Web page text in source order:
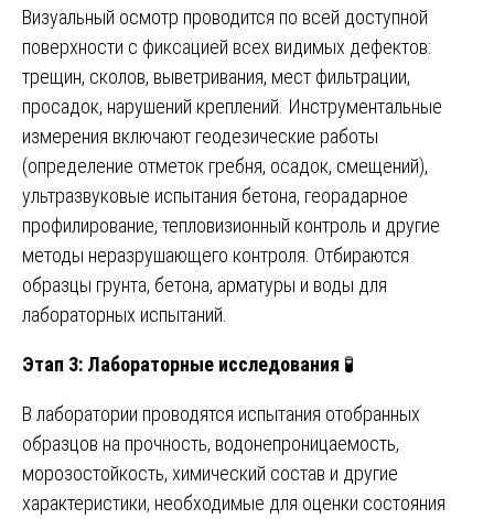
Визуальный осмотр проводится по всей доступной
поверхности с фиксацией всех видимых дефектов:
трещин, сколов, выветривания, мест фильтрации,
просадок, нарушений креплений. Инструментальные
измерения включают геодезические работы
(определение отметок гребня, осадок, смещений),
ультразвуковые испытания бетона, георадарное
профилирование, тепловизионный контроль и другие
методы неразрушающего контроля. Отбираются
образцы грунта, бетона, арматуры и воды для
лабораторных испытаний.
Этап 3: Лабораторные исследования 🧪
В лаборатории проводятся испытания отобранных
образцов на прочность, водонепроницаемость,
морозостойкость, химический состав и другие
характеристики, необходимые для оценки состояния